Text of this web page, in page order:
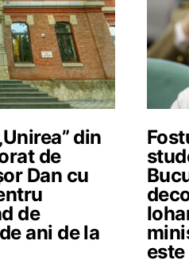
din
de
Dan cu
de
ani de la